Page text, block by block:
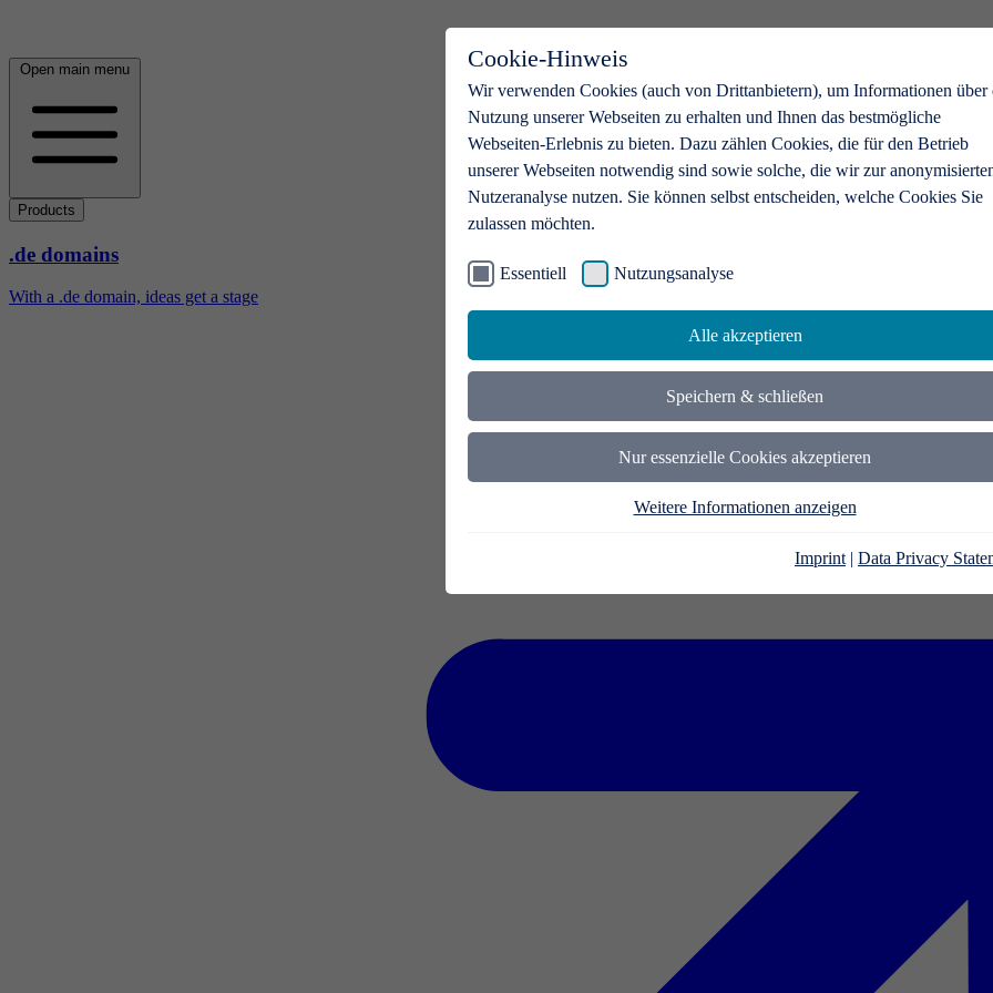
Cookie-Hinweis
Wir verwenden Cookies (auch von Drittanbietern), um Informationen über
Nutzung unserer Webseiten zu erhalten und Ihnen das bestmögliche
Webseiten-Erlebnis zu bieten. Dazu zählen Cookies, die für den Betrieb
unserer Webseiten notwendig sind sowie solche, die wir zur
Nutzeranalyse nutzen. Sie können selbst entscheiden, welche Cookies Sie
zulassen möchten.
Essentiell Nutzungsanalyse
Alle akzeptieren
Speichern & schließen
Nur essenzielle Cookies akzeptieren
Weitere Informationen anzeigen
Imprint | Data Privacy
Open main menu
Products
.de domains
With a .de domain, ideas get a stage